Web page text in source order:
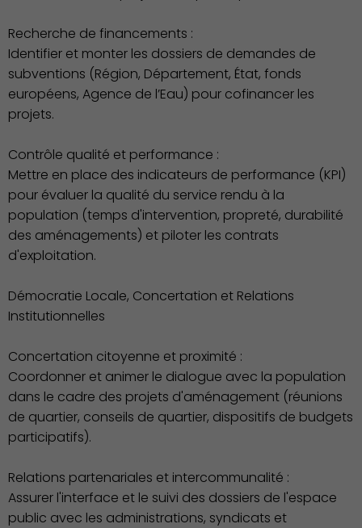
Environnement cadre de
vie
Recherche de financements :
Identifier et monter les dossiers de demandes de
subventions (Région, Département, État, fonds
européens, Agence de l’Eau) pour cofinancer les
projets.
Contrôle qualité et performance :
Mettre en place des indicateurs de performance (KPI)
pour évaluer la qualité du service rendu à la
population (temps d'intervention, propreté, durabilité
des aménagements) et piloter les contrats
d'exploitation.
Démocratie Locale, Concertation et Relations
Institutionnelles
Concertation citoyenne et proximité :
Coordonner et animer le dialogue avec la population
dans le cadre des projets d'aménagement (réunions
de quartier, conseils de quartier, dispositifs de budgets
participatifs).
Relations partenariales et intercommunalité :
Assurer l'interface et le suivi des dossiers de l'espace
public avec les administrations, syndicats et